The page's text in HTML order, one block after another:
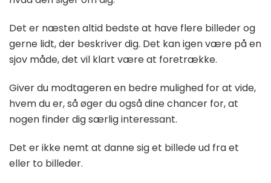
Det er næsten altid bedste at have flere billeder og
gerne lidt, der beskriver dig. Det kan igen være på en
sjov måde, det vil klart være at foretrække.
Giver du modtageren en bedre mulighed for at vide,
hvem du er, så øger du også dine chancer for, at
nogen finder dig særlig interessant.
Det er ikke nemt at danne sig et billede ud fra et
eller to billeder.